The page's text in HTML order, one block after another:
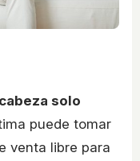
solo
puede tomar
venta libre para